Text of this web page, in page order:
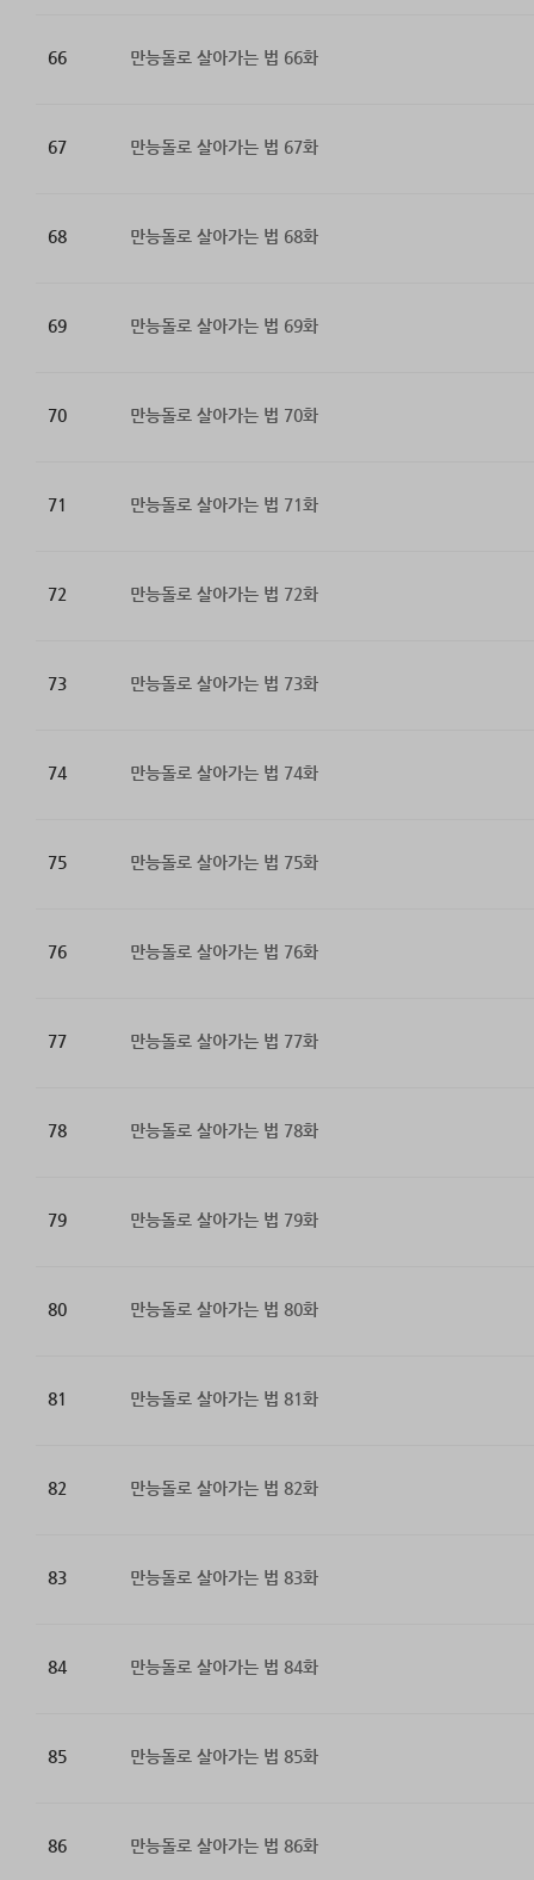
66 만능돌로 살아가는 법 66화
67 만능돌로 살아가는 법 67화
68 만능돌로 살아가는 법 68화
69 만능돌로 살아가는 법 69화
70 만능돌로 살아가는 법 70화
71 만능돌로 살아가는 법 71화
72 만능돌로 살아가는 법 72화
73 만능돌로 살아가는 법 73화
74 만능돌로 살아가는 법 74화
75 만능돌로 살아가는 법 75화
76 만능돌로 살아가는 법 76화
77 만능돌로 살아가는 법 77화
78 만능돌로 살아가는 법 78화
79 만능돌로 살아가는 법 79화
80 만능돌로 살아가는 법 80화
81 만능돌로 살아가는 법 81화
82 만능돌로 살아가는 법 82화
83 만능돌로 살아가는 법 83화
84 만능돌로 살아가는 법 84화
85 만능돌로 살아가는 법 85화
86 만능돌로 살아가는 법 86화